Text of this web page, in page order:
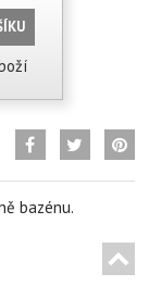
bazénu.